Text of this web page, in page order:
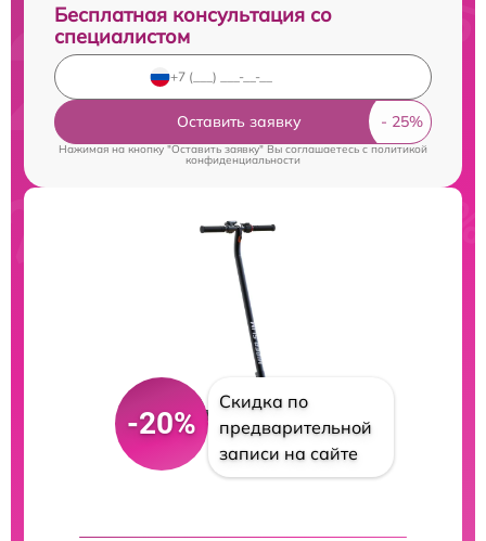
Бесплатная консультация со
специалистом
Оставить заявку
Нажимая на кнопку "Оставить заявку" Вы соглашаетесь cполитикой
конфиденциальности
-20%
Скидка по
предварительной
записи на сайте